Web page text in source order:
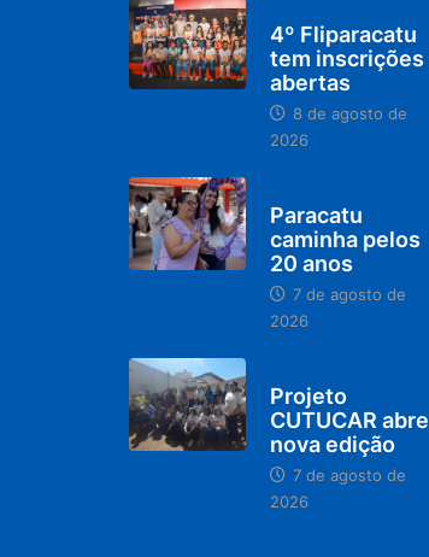
4º Fliparacatu
tem inscrições
abertas
8 de agosto de
2026
Paracatu
caminha pelos
20 anos
7 de agosto de
2026
Projeto
CUTUCAR abre
nova edição
7 de agosto de
2026